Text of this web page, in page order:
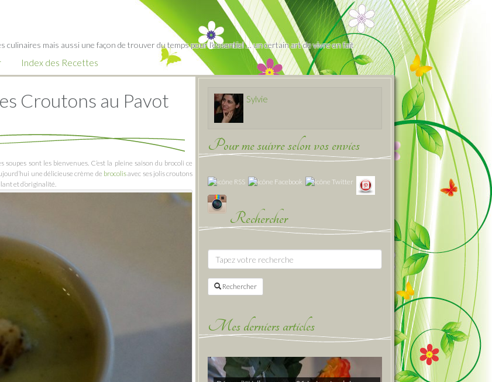
culinaires mais aussi une façon de trouver du temps pour l'essentiel … un certain art de vivre en fait
Index des Recettes
Croutons au Pavot
sont les bienvenues. C’est la pleine saison du brocoli ce
une délicieuse crème de brocolisavec ses jolis croutons
et d’originalité.
Sylvie
Pour me suivre selon vos envies
Rechercher
Rechercher
Mes derniers articles